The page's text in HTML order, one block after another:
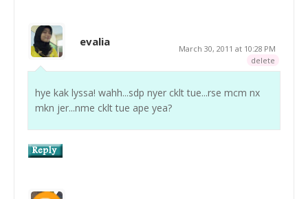
evalia
March 30, 2011 at 10:28 PM
delete
hye kak lyssa! wahh...sdp nyer cklt tue...rse mcm nx
mkn jer...nme cklt tue ape yea?